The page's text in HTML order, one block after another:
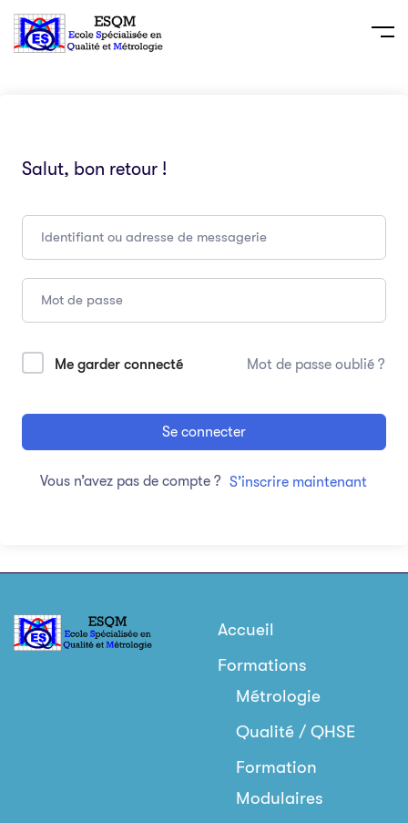
Salut, bon retour !
Me garder connecté Mot de passe oublié ?
Se connecter
Vous n’avez pas de compte ? S’inscrire maintenant
Accueil
Formations
Métrologie
Qualité / QHSE
Formation
Modulaires